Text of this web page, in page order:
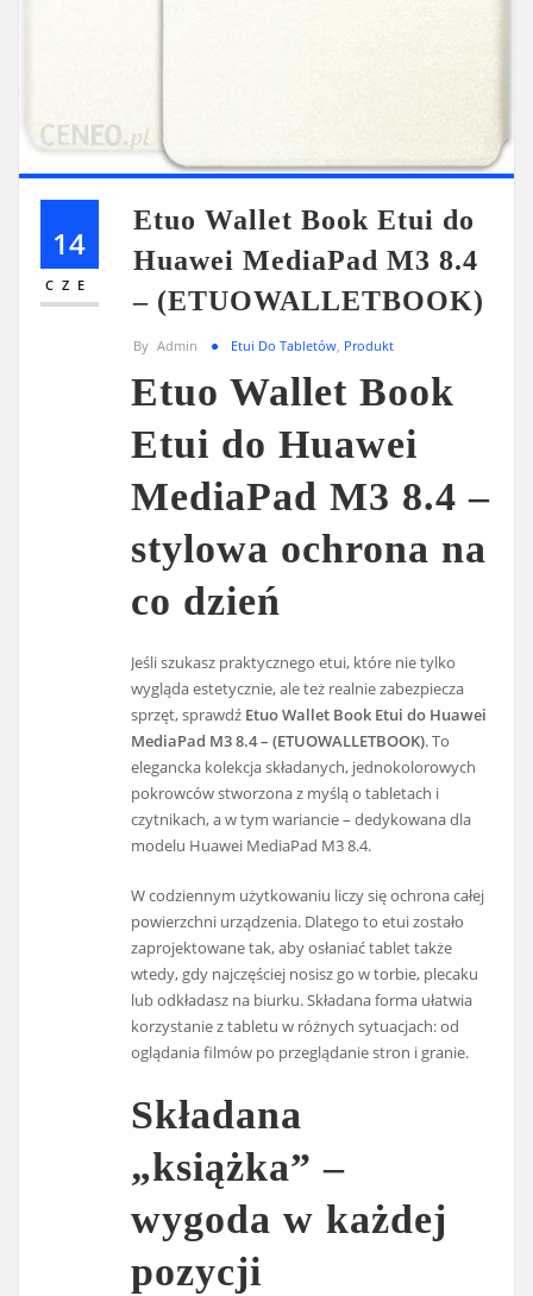
14
CZE
Etuo Wallet Book Etui do
Huawei MediaPad M3 8.4
– (ETUOWALLETBOOK)
By Admin Etui Do Tabletów Produkt
Etuo Wallet Book
Etui do Huawei
MediaPad M3 8.4 –
stylowa ochrona na
co dzień
Jeśli szukasz praktycznego etui, które nie tylko
wygląda estetycznie, ale też realnie zabezpiecza
sprzęt, sprawdź Etuo Wallet Book Etui do Huawei
MediaPad M3 8.4 – (ETUOWALLETBOOK). To
elegancka kolekcja składanych, jednokolorowych
pokrowców stworzona z myślą o tabletach i
czytnikach, a w tym wariancie – dedykowana dla
modelu Huawei MediaPad M3 8.4.
W codziennym użytkowaniu liczy się ochrona całej
powierzchni urządzenia. Dlatego to etui zostało
zaprojektowane tak, aby osłaniać tablet także
wtedy, gdy najczęściej nosisz go w torbie, plecaku
lub odkładasz na biurku. Składana forma ułatwia
korzystanie z tabletu w różnych sytuacjach: od
oglądania filmów po przeglądanie stron i granie.
Składana
„książka” –
wygoda w każdej
pozycji